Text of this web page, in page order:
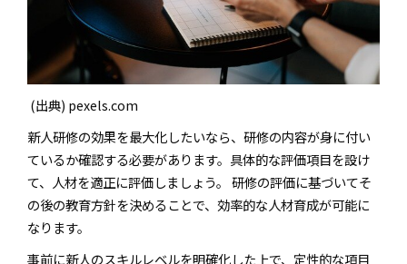
(出典) pexels.com
新人研修の効果を最大化したいなら、研修の内容が身に付い
ているか確認する必要があります。具体的な評価項目を設け
て、人材を適正に評価しましょう。 研修の評価に基づいてそ
の後の教育方針を決めることで、効率的な人材育成が可能に
なります。
事前に新人のスキルレベルを明確化した上で、定性的な項目